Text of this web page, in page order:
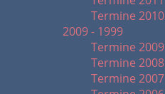
Termine 2010
2009 - 1999
Termine 2009
Termine 2008
Termine 2007